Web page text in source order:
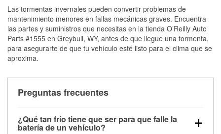
Las tormentas invernales pueden convertir problemas de
mantenimiento menores en fallas mecánicas graves. Encuentra
las partes y suministros que necesitas en la tienda O’Reilly Auto
Parts #1555 en Greybull, WY, antes de que llegue una tormenta,
para asegurarte de que tu vehículo esté listo para el clima que se
aproxima.
Preguntas frecuentes
¿Qué tan frío tiene que ser para que falle la
batería de un vehículo?